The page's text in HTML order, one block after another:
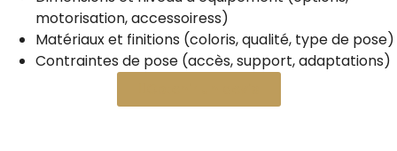
motorisation, accessoiress)
Matériaux et finitions (coloris, qualité, type de pose)
Contraintes de pose (accès, support, adaptations)